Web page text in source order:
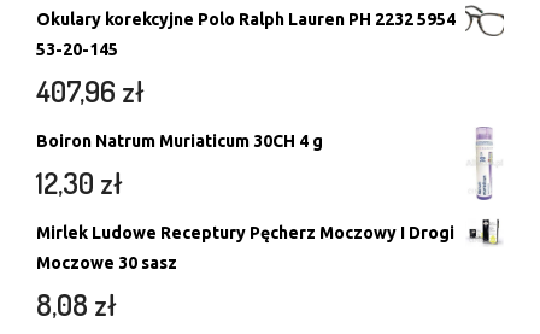
Okulary korekcyjne Polo Ralph Lauren PH 2232 5954
53-20-145
407,96 zł
Boiron Natrum Muriaticum 30CH 4 g
12,30 zł
Mirlek Ludowe Receptury Pęcherz Moczowy I Drogi
Moczowe 30 sasz
8,08 zł